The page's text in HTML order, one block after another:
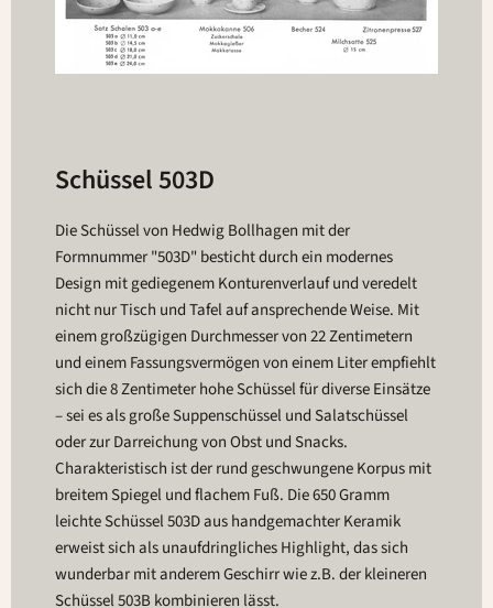
Schüssel 503D
Die Schüssel von Hedwig Bollhagen mit der
Formnummer "503D" besticht durch ein modernes
Design mit gediegenem Konturenverlauf und veredelt
nicht nur Tisch und Tafel auf ansprechende Weise. Mit
einem großzügigen Durchmesser von 22 Zentimetern
und einem Fassungsvermögen von einem Liter empfiehlt
sich die 8 Zentimeter hohe Schüssel für diverse Einsätze
– sei es als große Suppenschüssel und Salatschüssel
oder zur Darreichung von Obst und Snacks.
Charakteristisch ist der rund geschwungene Korpus mit
breitem Spiegel und flachem Fuß. Die 650 Gramm
leichte Schüssel 503D aus handgemachter Keramik
erweist sich als unaufdringliches Highlight, das sich
wunderbar mit anderem Geschirr wie z.B. der kleineren
Schüssel 503B kombinieren lässt.